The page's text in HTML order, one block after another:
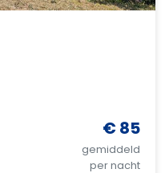
€ 85
gemiddeld
per nacht